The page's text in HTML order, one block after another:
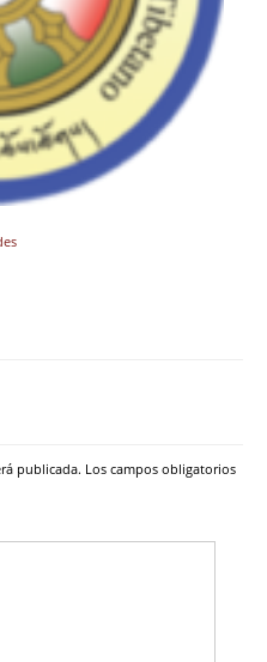
publicada. Los campos obligatorios